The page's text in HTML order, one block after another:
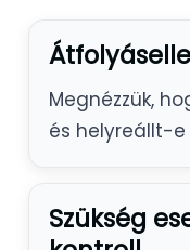
Megnézzük,
és helyreállt-
Szükség